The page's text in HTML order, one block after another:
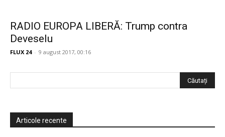
RADIO EUROPA LIBERĂ: Trump contra
Deveselu
FLUX 24 - 9 august 2017, 00:16
Articole recente